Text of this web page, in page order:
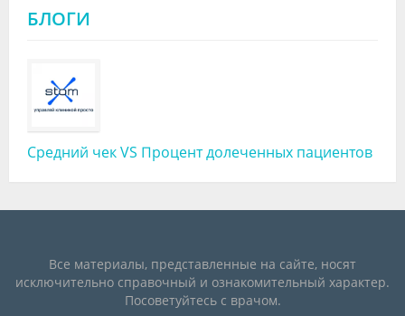
БЛОГИ
Средний чек VS Процент долеченных пациентов
Все материалы, представленные на сайте, носят
исключительно справочный и ознакомительный характер.
Посоветуйтесь с врачом.